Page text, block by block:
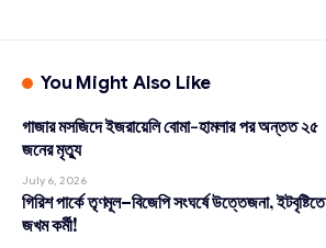
You Might Also Like
গাজার মসজিদে ইজরায়েলি বোমা-হামলার পর অন্তত ২৫
জনের মৃত্যু
July 6, 2026
গিরিশ পার্কে তৃণমূল–বিজেপি সংঘর্ষে উত্তেজনা, ইটবৃষ্টিতে
জখম কর্মী!